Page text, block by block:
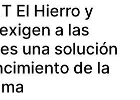
El Hierro y
a las
una solución
de la